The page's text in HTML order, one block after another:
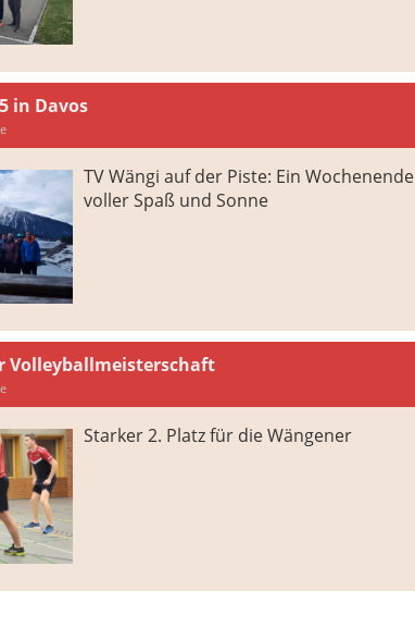
in Davos
TV Wängi auf der Piste: Ein Wochenende
voller Spaß und Sonne
Volleyballmeisterschaft
Starker 2. Platz für die Wängener